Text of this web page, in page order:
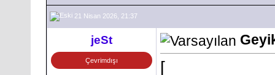
21 Nisan 2026, 21:37
jeSt
Çevrimdışı [